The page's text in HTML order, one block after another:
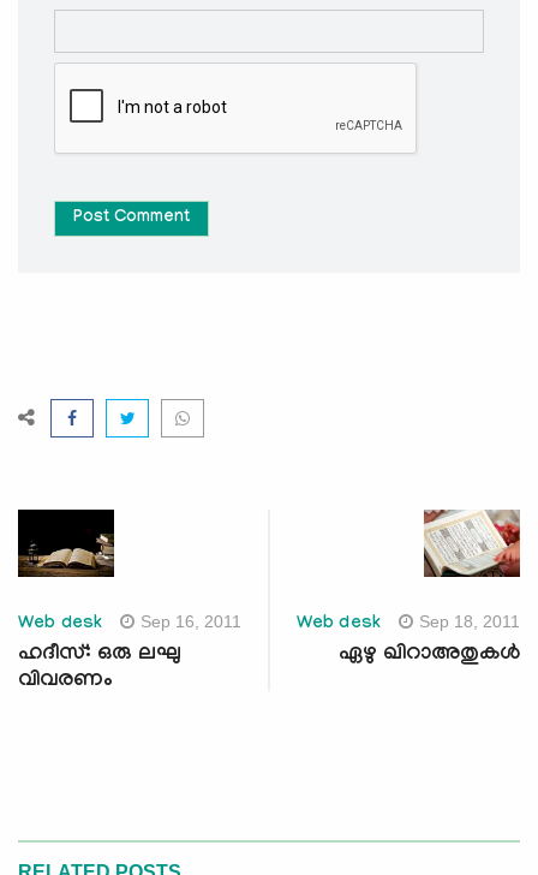
Post Comment
Web desk Sep 16, 2011
ഹദീസ്: ഒരു ലഘു
വിവരണം
Web desk Sep 18, 2011
ഏഴു ഖിറാഅതുകള്‍